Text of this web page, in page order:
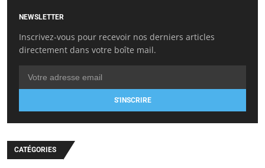
NEWSLETTER
Inscrivez-vous pour recevoir nos derniers articles
directement dans votre boîte mail.
S'INSCRIRE
CATÉGORIES